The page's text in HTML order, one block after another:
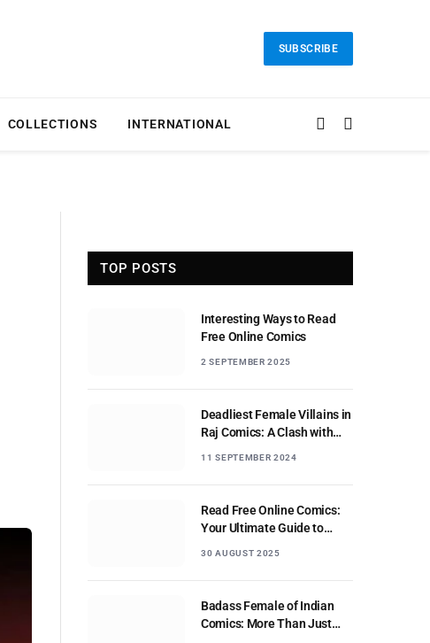
SUBSCRIBE
COLLECTIONS INTERNATIONAL
TOP POSTS
Interesting Ways to Read
Free Online Comics
2 SEPTEMBER 2025
Deadliest Female Villains in
Raj Comics: A Clash with
11 SEPTEMBER 2024
Read Free Online Comics:
Your Ultimate Guide to
30 AUGUST 2025
Badass Female of Indian
Comics: More Than Just